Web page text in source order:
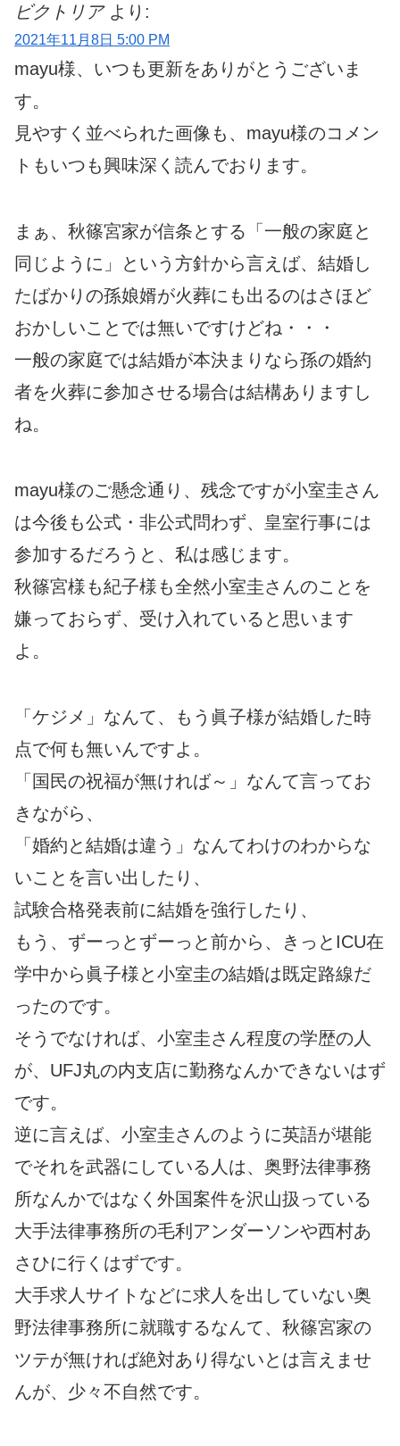
ビクトリア より:
2021年11月8日 5:00 PM
mayu様、いつも更新をありがとうございま
す。
見やすく並べられた画像も、mayu様のコメン
トもいつも興味深く読んでおります。
まぁ、秋篠宮家が信条とする「一般の家庭と
同じように」という方針から言えば、結婚し
たばかりの孫娘婿が火葬にも出るのはさほど
おかしいことでは無いですけどね・・・
一般の家庭では結婚が本決まりなら孫の婚約
者を火葬に参加させる場合は結構ありますし
ね。
mayu様のご懸念通り、残念ですが小室圭さん
は今後も公式・非公式問わず、皇室行事には
参加するだろうと、私は感じます。
秋篠宮様も紀子様も全然小室圭さんのことを
嫌っておらず、受け入れていると思います
よ。
「ケジメ」なんて、もう眞子様が結婚した時
点で何も無いんですよ。
「国民の祝福が無ければ～」なんて言ってお
きながら、
「婚約と結婚は違う」なんてわけのわからな
いことを言い出したり、
試験合格発表前に結婚を強行したり、
もう、ずーっとずーっと前から、きっとICU在
学中から眞子様と小室圭の結婚は既定路線だ
ったのです。
そうでなければ、小室圭さん程度の学歴の人
が、UFJ丸の内支店に勤務なんかできないはず
です。
逆に言えば、小室圭さんのように英語が堪能
でそれを武器にしている人は、奥野法律事務
所なんかではなく外国案件を沢山扱っている
大手法律事務所の毛利アンダーソンや西村あ
さひに行くはずです。
大手求人サイトなどに求人を出していない奥
野法律事務所に就職するなんて、秋篠宮家の
ツテが無ければ絶対あり得ないとは言えませ
んが、少々不自然です。